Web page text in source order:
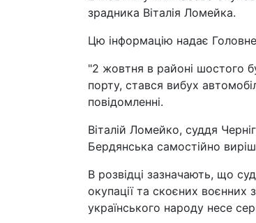
зрадника Віталія Ломейка.
Цю інформацію надає Головне
"2 жовтня в районі шостого
порту, стався вибух
повідомленні.
Віталій Ломейко, суддя
Бердянська самостійно
В розвідці зазначають, що
окупації та скоєних воєнних
українського народу несе